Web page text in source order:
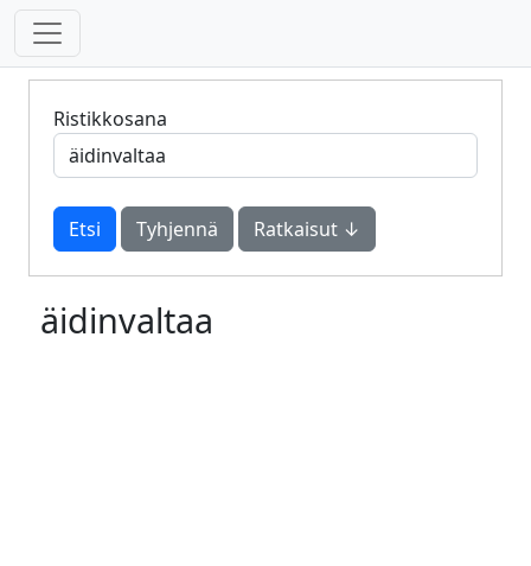
Ristikkosana
Tyhjennä Ratkaisut ↓
äidinvaltaa